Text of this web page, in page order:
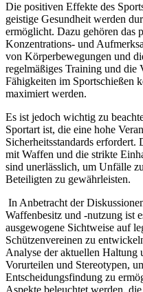
Die positiven Effekte des
geistige Gesundheit werden
ermöglicht. Dazu gehören das
Konzentrations- und
von Körperbewegungen und
regelmäßiges Training und die
Fähigkeiten im Sportschießen
maximiert werden.
Es ist jedoch wichtig zu
Sportart ist, die eine hohe
Sicherheitsstandards
mit Waffen und die strikte
sind unerlässlich, um Unfälle
Beteiligten zu gewährleisten.
In Anbetracht der
Waffenbesitz und -nutzung ist
ausgewogene Sichtweise auf
Schützenvereinen zu
Analyse der aktuellen Haltung
Vorurteilen und Stereotypen,
Entscheidungsfindung zu